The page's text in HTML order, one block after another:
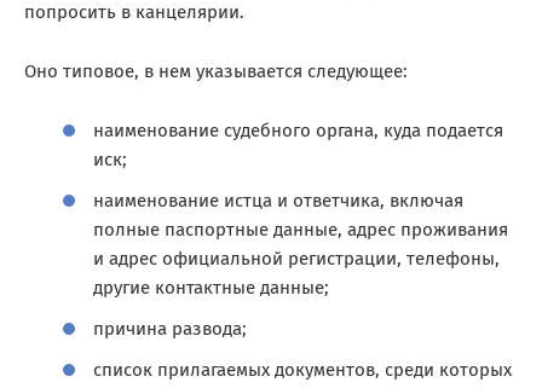
попросить в канцелярии.
Оно типовое, в нем указывается следующее:
наименование судебного органа, куда подается
иск;
наименование истца и ответчика, включая
полные паспортные данные, адрес проживания
и адрес официальной регистрации, телефоны,
другие контактные данные;
причина развода;
список прилагаемых документов, среди которых